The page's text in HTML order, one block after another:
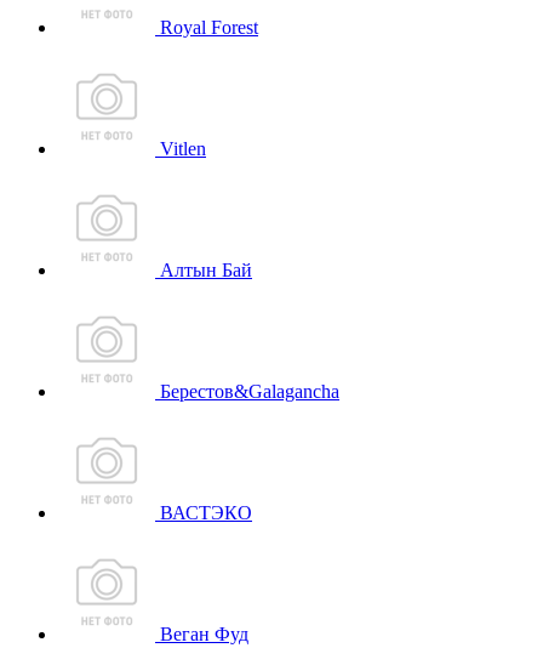
Royal Forest
Vitlen
Алтын Бай
Берестов&Galagancha
ВАСТЭКО
Веган Фуд